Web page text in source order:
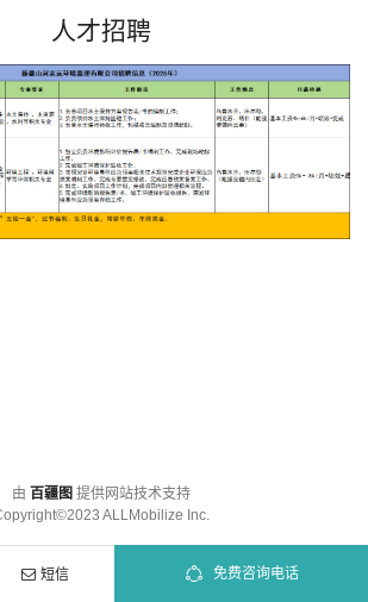
短信 免费咨询电话
人才招聘
由 百疆图 提供网站技术支持
ALLMobilize Inc.